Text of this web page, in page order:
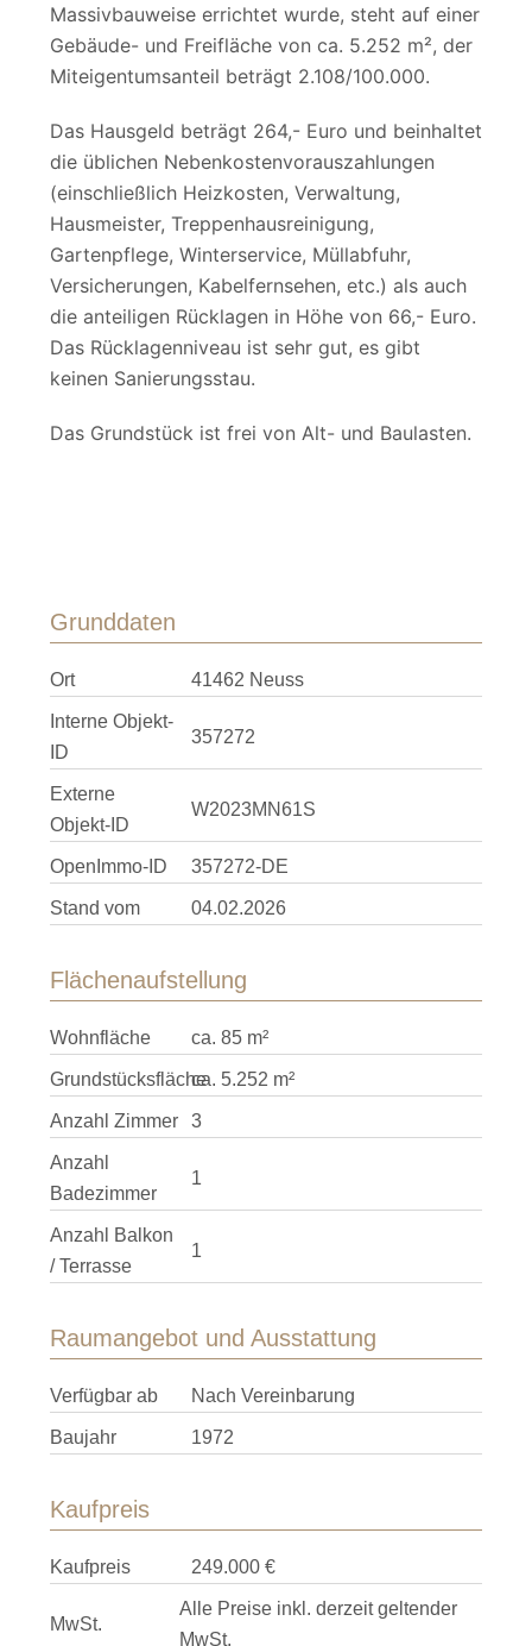
Massivbauweise errichtet wurde, steht auf einer
Gebäude- und Freifläche von ca. 5.252 m², der
Miteigentumsanteil beträgt 2.108/100.000.
Das Hausgeld beträgt 264,- Euro und beinhaltet
die üblichen Nebenkostenvorauszahlungen
(einschließlich Heizkosten, Verwaltung,
Hausmeister, Treppenhausreinigung,
Gartenpflege, Winterservice, Müllabfuhr,
Versicherungen, Kabelfernsehen, etc.) als auch
die anteiligen Rücklagen in Höhe von 66,- Euro.
Das Rücklagenniveau ist sehr gut, es gibt
keinen Sanierungsstau.
Das Grundstück ist frei von Alt- und Baulasten.
Grunddaten
Ort 41462 Neuss
Interne Objekt-
ID
357272
Externe
Objekt-ID
W2023MN61S
OpenImmo-ID 357272-DE
Stand vom 04.02.2026
Flächenaufstellung
Wohnfläche ca. 85 m²
Grundstücksflächeca. 5.252 m²
Anzahl Zimmer 3
Anzahl
Badezimmer
1
Anzahl Balkon
/ Terrasse
1
Raumangebot und Ausstattung
Verfügbar ab Nach Vereinbarung
Baujahr 1972
Kaufpreis
Kaufpreis 249.000 €
MwSt.
Alle Preise inkl. derzeit geltender
MwSt.